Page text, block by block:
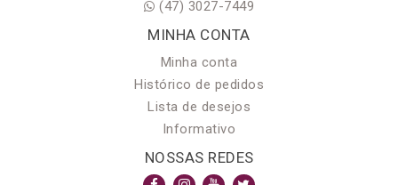
(47) 3027-7449
MINHA CONTA
Minha conta
Histórico de pedidos
Lista de desejos
Informativo
NOSSAS REDES